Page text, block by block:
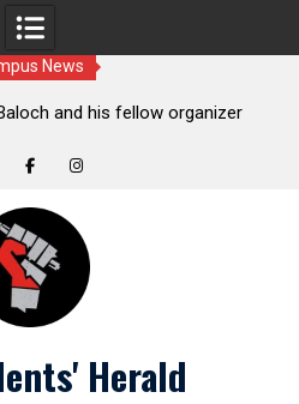
News
and his fellow organizer
Herald